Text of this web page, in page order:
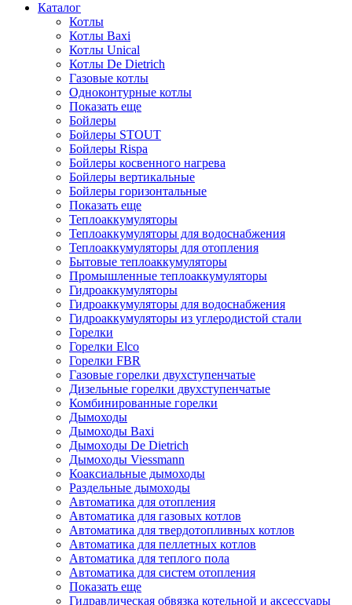
Каталог
Котлы
Котлы Baxi
Котлы Unical
Котлы De Dietrich
Газовые котлы
Одноконтурные котлы
Показать еще
Бойлеры
Бойлеры STOUT
Бойлеры Rispa
Бойлеры косвенного нагрева
Бойлеры вертикальные
Бойлеры горизонтальные
Показать еще
Теплоаккумуляторы
Теплоаккумуляторы для водоснабжения
Теплоаккумуляторы для отопления
Бытовые теплоаккумуляторы
Промышленные теплоаккумуляторы
Гидроаккумуляторы
Гидроаккумуляторы для водоснабжения
Гидроаккумуляторы из углеродистой стали
Горелки
Горелки Elco
Горелки FBR
Газовые горелки двухступенчатые
Дизельные горелки двухступенчатые
Комбинированные горелки
Дымоходы
Дымоходы Baxi
Дымоходы De Dietrich
Дымоходы Viessmann
Коаксиальные дымоходы
Раздельные дымоходы
Автоматика для отопления
Автоматика для газовых котлов
Автоматика для твердотопливных котлов
Автоматика для пеллетных котлов
Автоматика для теплого пола
Автоматика для систем отопления
Показать еще
Гидравлическая обвязка котельной и аксессуары